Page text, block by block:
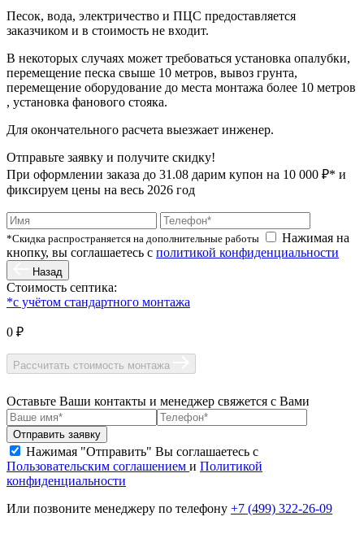
Песок, вода, электричество и ПЦС предоставляется
заказчиком и в стоимость не входит.
В некоторых случаях может требоваться установка опалубки,
перемещение песка свыше 10 метров, вывоз грунта,
перемещение оборудование до места монтажа более 10 метров
, установка фанового стояка.
Для окончательного расчета выезжает инженер.
Отправьте заявку и получите скидку!
При оформлении заказа до 31.08 дарим купон на 10 000 ₽* и
фиксируем цены на весь 2026 год
*Скидка распространяется на дополнительные работы
Нажимая на
кнопку, вы соглашаетесь с политикой конфиденциальности
Назад
Стоимость септика:
*с учётом стандартного монтажа
0 ₽
Рассчитать стоимость монтажа
Оставьте Ваши контакты и менеджер свяжется с Вами
Нажимая "Отправить" Вы соглашаетесь с
Пользовательским соглашением и Политикой
конфиденциальности
Или позвоните менеджеру по телефону +7 (499) 322-26-09